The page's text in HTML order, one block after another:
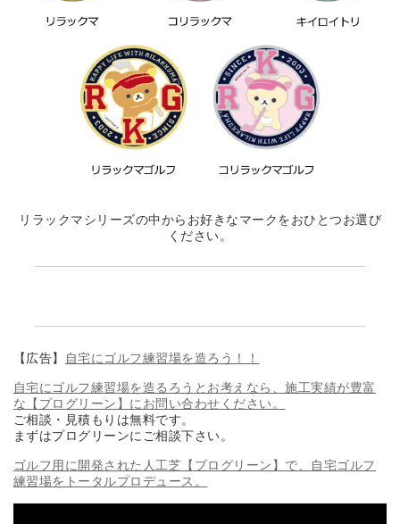
リラックマシリーズの中からお好きなマークをおひとつお選び
ください。
【広告】 自宅にゴルフ練習場を造ろう！！
自宅にゴルフ練習場を造るろうとお考えなら、施工実績が豊富
な【プログリーン】にお問い合わせください。
ご相談・見積もりは無料です。
まずはプログリーンにご相談下さい。
ゴルフ用に開発された人工芝【プログリーン】で、自宅ゴルフ
練習場をトータルプロデュース。